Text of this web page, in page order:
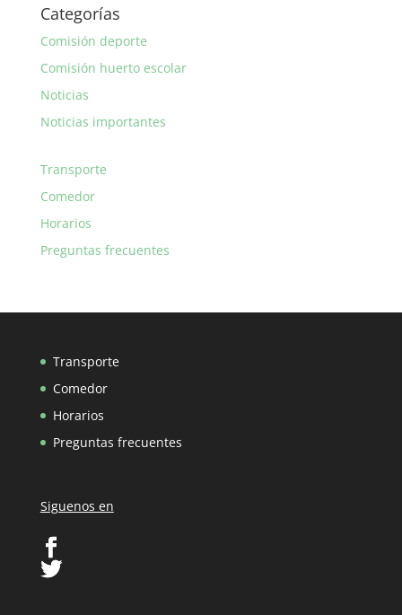
Categorías
Comisión deporte
Comisión huerto escolar
Noticias
Noticias importantes
Transporte
Comedor
Horarios
Preguntas frecuentes
Transporte
Comedor
Horarios
Preguntas frecuentes
Siguenos en